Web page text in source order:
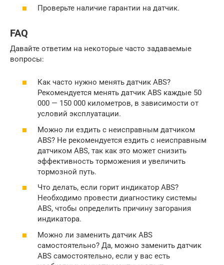
Проверьте наличие гарантии на датчик.
FAQ
Давайте ответим на некоторые часто задаваемые
вопросы:
Как часто нужно менять датчик ABS?
Рекомендуется менять датчик ABS каждые 50
000 — 150 000 километров, в зависимости от
условий эксплуатации.
Можно ли ездить с неисправным датчиком
ABS? Не рекомендуется ездить с неисправным
датчиком ABS, так как это может снизить
эффективность торможения и увеличить
тормозной путь.
Что делать, если горит индикатор ABS?
Необходимо провести диагностику системы
ABS, чтобы определить причину загорания
индикатора.
Можно ли заменить датчик ABS
самостоятельно? Да, можно заменить датчик
ABS самостоятельно, если у вас есть